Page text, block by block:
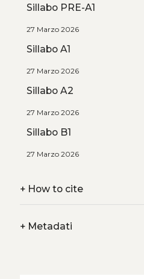
Sillabo PRE-A1
27 Marzo 2026
Sillabo A1
27 Marzo 2026
Sillabo A2
27 Marzo 2026
Sillabo B1
27 Marzo 2026
+How to cite
+Metadati